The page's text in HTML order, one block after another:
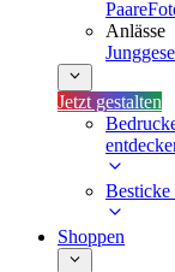
Paare
Anlässe
Jetzt gestalten
Shoppen